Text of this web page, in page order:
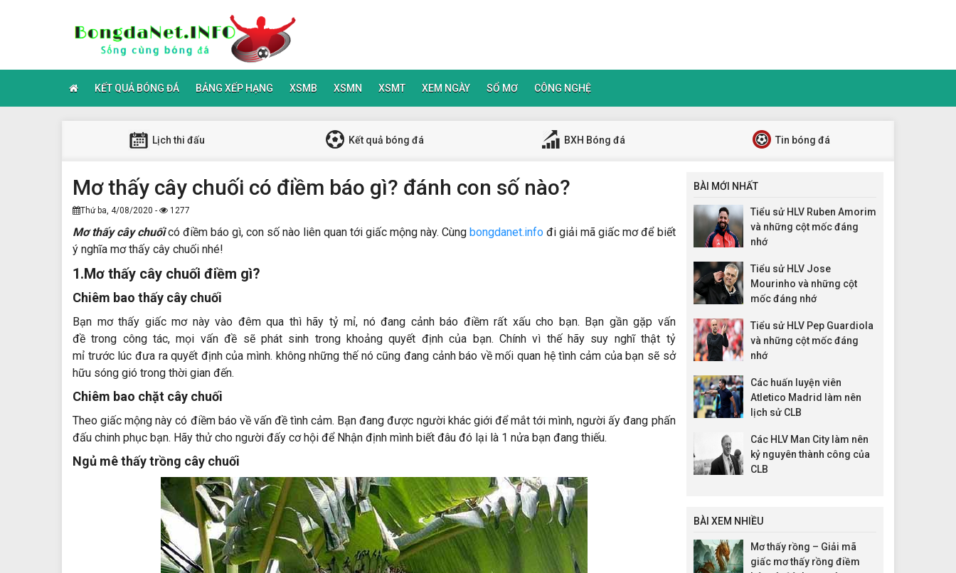
KẾT QUẢ BÓNG ĐÁ BẢNG XẾP HẠNG XSMB XSMN XSMT XEM NGÀY SỔ MƠ CÔNG NGHỆ
Lịch thi đấu Kết quả bóng đá BXH Bóng đá Tin bóng đá
Mơ thấy cây chuối có điềm báo gì? đánh con số nào?
Thứ ba, 4/08/2020 - 1277
Mơ thấy cây chuốicó điềm báo gì, con số nào liên quan tới giấc mộng này. Cùng bongdanet.info đi giải mã giấc mơ để biết
ý nghĩa mơ thấy cây chuối nhé!
1.Mơ thấy cây chuối điềm gì?
Chiêm bao thấy cây chuối
Bạn mơ thấy giấc mơ này vào đêm qua thì hãy tỷ mỉ, nó đang cảnh báo điềm rất xấu cho bạn. Bạn gần gặp vấn
đề trong công tác, mọi vấn đề sẽ phát sinh trong khoảng quyết định của bạn. Chínhvì thếhãy suy nghĩthật tỷ
mỉ trước lúc đưa ra quyết định của mình. không những thếnó cũng đang cảnh báo về mối quan hệ tình cảm của bạn sẽ sở
hữu sóng gió trong thời gian đến.
Chiêm bao chặt cây chuối
Theo giấc mộng nàycó điềm báo về vấn đề tình cảm. Bạn đang được người khác giới để mắttới mình, ngườiấy đang phấn
đấu chinh phục bạn. Hãy thử cho người đấy cơ hội để Nhận định mình biết đâu đó lại là 1 nửa bạn đang thiếu.
Ngủ mê thấy trồng cây chuối
BÀI MỚI NHẤT
Tiểu sử HLV Ruben Amorim
và những cột mốc đáng
nhớ
Tiểu sử HLV Jose
Mourinho và những cột
mốc đáng nhớ
Tiểu sử HLV Pep Guardiola
và những cột mốc đáng
nhớ
Các huấn luyện viên
Atletico Madrid làm nên
lịch sử CLB
Các HLV Man City làm nên
kỷ nguyên thành công của
CLB
BÀI XEM NHIỀU
Mơ thấy rồng – Giải mã
giấc mơ thấy rồng điềm